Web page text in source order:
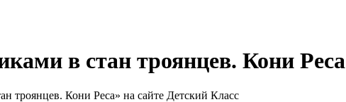
в стан троянцев. Кони Реса
троянцев. Кони Реса» на сайте Детский Класс